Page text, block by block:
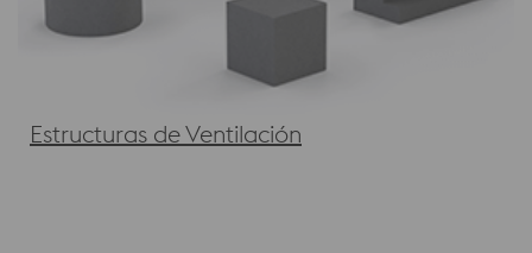
Estructuras de Ventilación